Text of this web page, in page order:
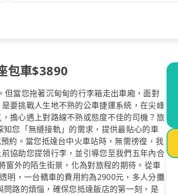
包車$3890
當您拖著沉甸甸的行李箱走出車廂，面對
要挑戰人生地不熟的公車捷運系統，在尖峰
擔心遇上對路線不熟或態度不佳的司機？旅
您「無縫接軌」的需求，提供最貼心的車
約。當您抵達台中火車站時，無需徬徨，我
協助您提領行李，並引導您至我們五年內合
窗外的陌生街景，化為對旅程的期待。從車
明，一台轎車的費用約為2900元，多人分攤
路的煩惱，確保您抵達飯店的第一刻，是